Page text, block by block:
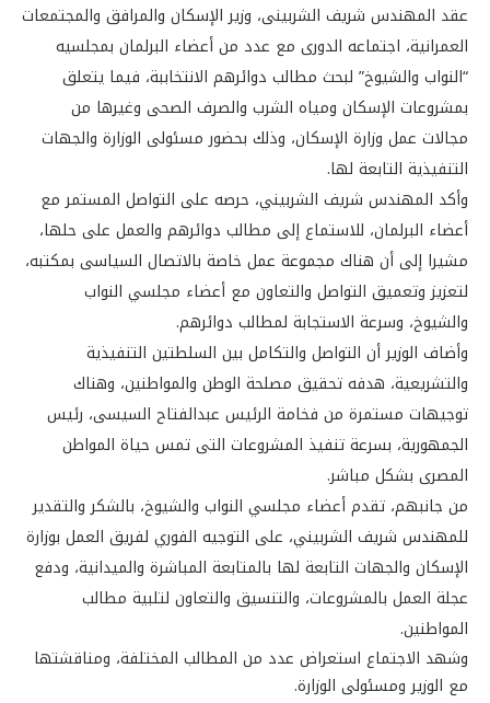
عقد المهندس شريف الشربينى، وزير الإسكان والمرافق والمجتمعات
العمرانية، اجتماعه الدورى مع عدد من أعضاء البرلمان بمجلسيه
“النواب والشيوخ” لبحث مطالب دوائرهم الانتخاببة، فيما يتعلق
بمشروعات الإسكان ومياه الشرب والصرف الصحى وغيرها من
مجالات عمل وزارة الإسكان، وذلك بحضور مسئولى الوزارة والجهات
التنفيذية التابعة لها.
وأكد المهندس شريف الشربيني، حرصه على التواصل المستمر مع
أعضاء البرلمان، للاستماع إلى مطالب دوائرهم والعمل على حلها،
مشيرا إلى أن هناك مجموعة عمل خاصة بالاتصال السياسى بمكتبه،
لتعزيز وتعميق التواصل والتعاون مع أعضاء مجلسي النواب
والشيوخ، وسرعة الاستجابة لمطالب دوائرهم.
وأضاف الوزير أن التواصل والتكامل بين السلطتين التنفيذية
والتشريعية، هدفه تحقيق مصلحة الوطن والمواطنين، وهناك
توجيهات مستمرة من فخامة الرئيس عبدالفتاح السيسى، رئيس
الجمهورية، بسرعة تنفيذ المشروعات التى تمس حياة المواطن
المصرى بشكل مباشر.
من جانبهم، تقدم أعضاء مجلسي النواب والشيوخ، بالشكر والتقدير
للمهندس شريف الشربيني، على التوجيه الفوري لفريق العمل بوزارة
الإسكان والجهات التابعة لها بالمتابعة المباشرة والميدانية، ودفع
عجلة العمل بالمشروعات، والتنسيق والتعاون لتلبية مطالب
المواطنين.
وشهد الاجتماع استعراض عدد من المطالب المختلفة، ومناقشتها
مع الوزير ومسئولى الوزارة.